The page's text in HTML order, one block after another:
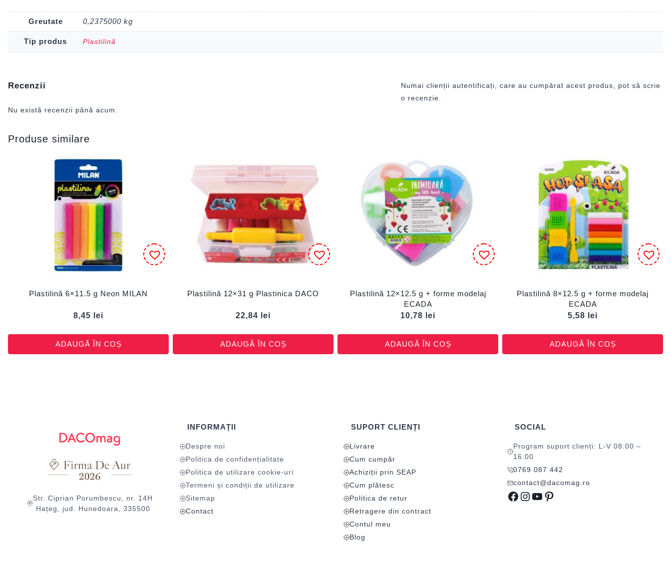
Greutate 0,2375000 kg
Tip produs Plastilină
Recenzii
Nu există recenzii până acum.
Numai clienții autentificați, care au cumpărat acest produs, pot să scrie
o recenzie.
Produse similare
Plastilină 6×11.5 g Neon MILAN
8,45 lei
ADAUGĂ ÎN COȘ
Plastilină 12×31 g Plastinica DACO
22,84 lei
ADAUGĂ ÎN COȘ
Plastilină 12×12.5 g + forme modelaj
ECADA
10,78
lei
ADAUGĂ ÎN COȘ
Plastilină 8×12.5 g + forme modelaj
ECADA
5,58
lei
ADAUGĂ ÎN COȘ
Str. Ciprian Porumbescu, nr. 14H
Hațeg, jud. Hunedoara, 335500
INFORMAȚII
Despre noi
Politica de confidențialitate
Politica de utilizare cookie-uri
Termeni și condiții de utilizare
Sitemap
Contact
SUPORT CLIENȚI
Livrare
Cum cumpăr
Achiziții prin SEAP
Cum plătesc
Politica de retur
Retragere din contract
Contul meu
Blog
SOCIAL
Program suport clienți: L-V 08:00 –
16:00
0769 087 442
contact@dacomag.ro
Facebook
Instagram
YouTube
Pinterest